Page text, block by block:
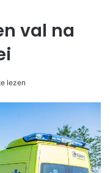
val na
lezen